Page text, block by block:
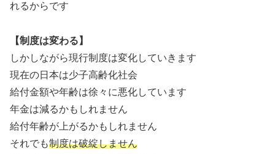
れるからです
【制度は変わる】
しかしながら現行制度は変化していきます
現在の日本は少子高齢化社会
給付金額や年齢は徐々に悪化しています
年金は減るかもしれません
給付年齢が上がるかもしれません
それでも制度は破綻しません